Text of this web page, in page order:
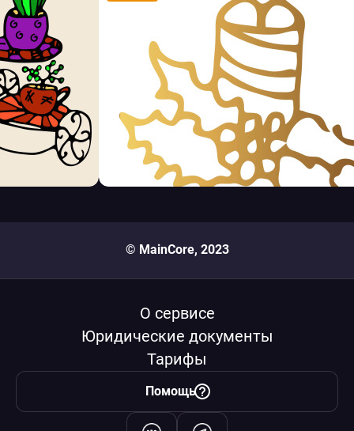
© MainCore, 2023
О сервисе
Юридические документы
Тарифы
Помощь